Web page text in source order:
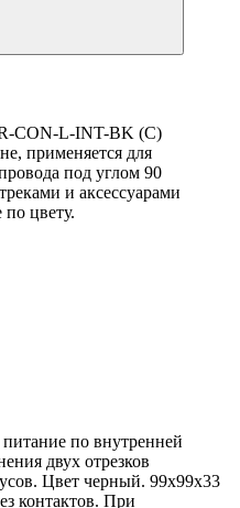
CON-L-INT-BK (C)
применяется для
под углом 90
и аксессуарами
цвету.
по внутренней
двух отрезков
Цвет черный. 99х99х33
контактов. При